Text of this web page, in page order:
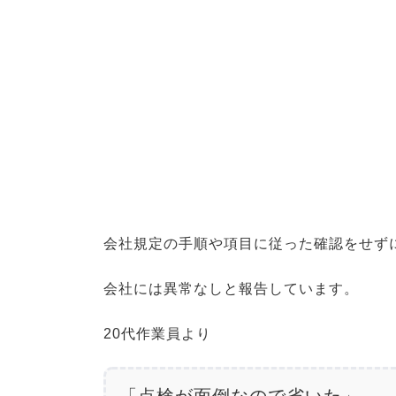
会社規定の手順や項目に従った確認をせず
会社には異常なしと報告しています。
20代作業員より